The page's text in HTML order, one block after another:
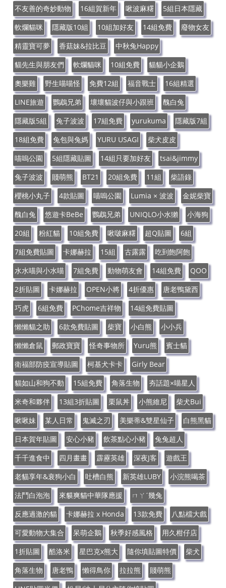
不友善的奇妙動物
16組賀新年 啾波麻糬
5組日本隱藏
軟爛貓咪
隱藏版10組 10組加好友 14組免費
廢物女友
精靈寶可夢
香菇妹&拉比豆
中秋兔Happy
貓先生與朋友們
軟爛貓咪 10組免費
貓貓小企鵝
奧樂雞
野生喵喵怪 免費12組 福音戰士
16組精選
LINE旅遊
鸚鵡兄弟 壞壞貓波仔與小跟班
醜白兔
隱藏版5組
兔子波波 17組免費 yurukuma
隱藏版7組
18組免費
兔包與兔媽 YURU USAGI
柴犬皮皮
喵嗚公園
5組隱藏貼圖 14組只要加好友
tsai&jimmy
兔子波波
賤萌熊 BT21 20組免費 11組
柴語錄
櫻桃小丸子
4款貼圖 喵嗚公園 Lumia × 波波
金妮柴寶
醜白兔
悠遊卡BeBe 鸚鵡兄弟 UNIQLO小水獺
小海狗
20組
粉紅貓 10組免費 啾啵麻糬 超Q貼圖
6組
7組免費貼圖
卡娜赫拉 15組 古露露
吃到飽阿飽
水水喵與小水喵
7組免費 動物萌友會 14組免費
QOO
2折貼圖
卡娜赫拉 OPEN小將 4折優惠
唐老鴨黛西
巧虎
6組免費 PChome吉祥物
14組免費貼圖
懶懶貓之助
6款免費貼圖 柴寶 小白熊
小小兵
懶懶倉鼠
郵政寶寶 怪奇事物所 Yuru熊
賓士貓
衛福部防疫宣導貼圖
柯基犬卡卡
Girly Bear
貓如山和狗不動
15組免費 角落生物
夯話題×喵星人
米奇和夥伴
13組3折貼圖 栗鼠丼 小熊維尼
柴犬Bui
啾啾妹
某人日常 鬼滅之刃 美樂蒂&雙星仙子
白熊黑貓
日本賀年貼圖
安心小豬 飲茶點心小豬
兔兔超人
千千進食中
四月畫畫 霹靂英雄 深夜J客
遊戲王
老貓享年&衰狗小白
吐槽白熊 新英雄LUBY
小浣熊喝茶
法鬥白泡泡
來貘爽貓中華隊應援
ㄇㄚˊ幾兔
反應過激的貓
卡娜赫拉 x Honda 13款免費
八點檔大戲
可愛動物大集合
呆萌企鵝 秋季好感風格
用久柑仔店
1折貼圖
酷洛米 星巴克x熊大 隨你填貼圖特價
柴犬
角落生物
唐老鴨 懶得鳥你 拉拉熊
賤萌熊